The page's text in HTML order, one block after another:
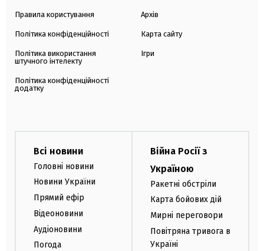
Правила користування
Політика конфіденційності
Політика використання
штучного інтелекту
Політика конфіденційності
додатку
Архів
Карта сайту
Ігри
Всі новини
Головні новини
Новини України
Прямий ефір
Відеоновини
Аудіоновини
Погода
Війна Росії з
Україною
Ракетні обстріли
Карта бойових дій
Мирні переговори
Повітряна тривога в
Україні